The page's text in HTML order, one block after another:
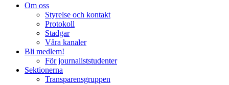
Om oss
Styrelse och kontakt
Protokoll
Stadgar
Våra kanaler
Bli medlem!
För journaliststudenter
Sektionerna
Transparensgruppen